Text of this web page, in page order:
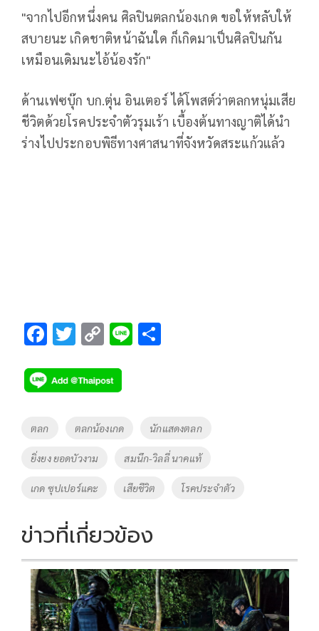
"จากไปอีกหนึ่งคน ศิลปินตลกน้องเกด ขอให้หลับให้
สบายนะ เกิดชาติหน้าฉันใด ก็เกิดมาเป็นศิลปินกัน
เหมือนเดิมนะไอ้น้องรัก"
ด้านเฟซบุ๊ก บก.ตุ่น อินเตอร์ ได้โพสต์ว่าตลกหนุ่มเสีย
ชีวิตด้วยโรคประจำตัวรุมเร้า เบื้องต้นทางญาติได้นำ
ร่างไปประกอบพิธีทางศาสนาที่จังหวัดสระแก้วแล้ว
F
e
b
o
k
T
tt
er
C
p
y
Li
Li
Tags
ตลก ตลกน้องเกด นักแสดงตลก
ยิ่งยง ยอดบัวงาม สมนึก-วิลลี่ นาคแท้
เกด ซุปเปอร์แคะ เสียชีวิต โรคประจำตัว
ข่าวที่เกี่ยวข้อง